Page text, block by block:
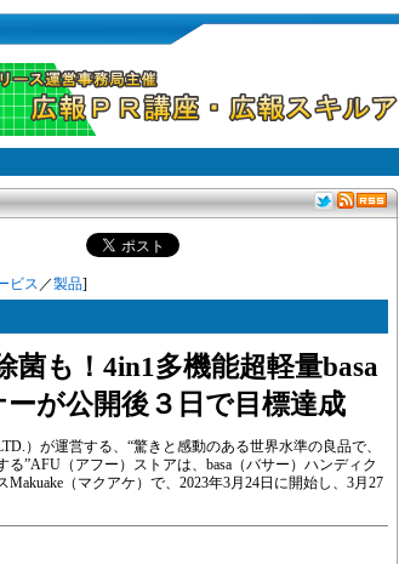
ビス ／製品]
菌も！4in1多機能超軽量basa
が公開後３日で目標達成
）が運営する、“驚きと感動のある世界水準の良品で、
”AFU（アフー）ストアは、basa（バサー）ハンディク
（マクアケ）で、2023年3月24日に開始し、3月27